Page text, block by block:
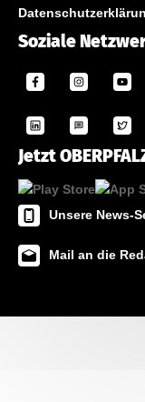
Soziale
Jetzt
Unsere News-
Mail an die